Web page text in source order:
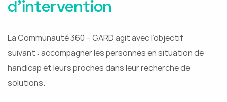
d'intervention
La Communauté 360 – GARD agit avec l’objectif
suivant : accompagner les personnes en situation de
handicap et leurs proches dans leur recherche de
solutions.